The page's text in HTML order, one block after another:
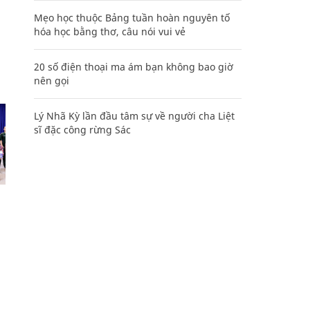
Mẹo học thuộc Bảng tuần hoàn nguyên tố
hóa học bằng thơ, câu nói vui vẻ
20 số điện thoại ma ám bạn không bao giờ
nên gọi
Lý Nhã Kỳ lần đầu tâm sự về người cha Liệt
sĩ đặc công rừng Sác